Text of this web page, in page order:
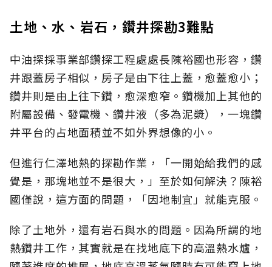
土地、水、岩石，鑽井探勘3難點
中油探採事業部鑽探工程處處長陳裕國也形容，鑽
井跟蓋房子相似，房子是由下往上蓋，愈蓋愈小；
鑽井則是由上往下鑽，愈深愈窄。鑽機加上其他的
附屬設備、發電機、鑽井液（多為泥漿），一塊鑽
井平台的占地面積並不如外界想像的小。
但進行仁澤地熱的探勘作業，「一開始給我們的感
覺是，那塊地並不是很大，」至於如何解決？陳裕
國僅說，這方面的問題，「因地制宜」就能克服。
除了土地外，還有岩石與水的問題。因為所謂的地
熱鑽井工作，其實就是在找地底下的高溫熱水爐，